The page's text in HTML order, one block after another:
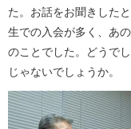
た。お話をお聞きした
生での入会が多く、あ
のことでした。どうで
じゃないでしょうか。